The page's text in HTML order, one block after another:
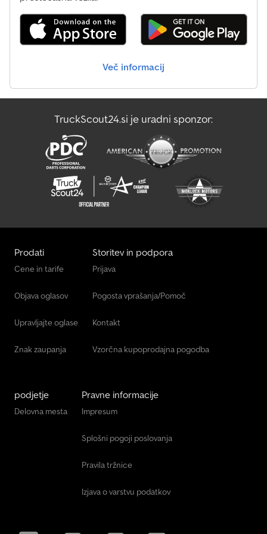
35 and standing capacity for 55 passengers, making it particularly
appealing for public transportation operations. The body, finished
in an attractive white-blue metallic paint, measures 11,980 mm in
permissible gross weight of 18,000 kg, this bus is robust and well-
business customers (agriculture, freelancers, small and large
Več informacij
TruckScout24.si je uradni sponzor:
Prodati
Cene in tarife
Objava oglasov
Upravljajte oglase
Znak zaupanja
Storitev in podpora
Prijava
Pogosta vprašanja/Pomoč
Kontakt
Vzorčna kupoprodajna pogodba
podjetje
Delovna mesta
Pravne informacije
Impresum
Splošni pogoji poslovanja
Pravila tržnice
Izjava o varstvu podatkov